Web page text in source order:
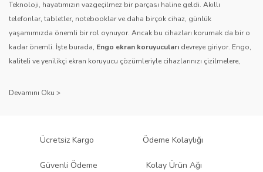
Teknoloji, hayatımızın vazgeçilmez bir parçası haline geldi. Akıllı
telefonlar, tabletler, notebooklar ve daha birçok cihaz, günlük
yaşamımızda önemli bir rol oynuyor. Ancak bu cihazları korumak da bir o
kadar önemli. İşte burada, Engo ekran koruyucuları devreye giriyor. Engo,
kaliteli ve yenilikçi ekran koruyucu çözümleriyle cihazlarınızı çizilmelere,
sağlıyor.
Engo ekran koruyucuları
, uzun yıllara dayanan tecrübesi ve teknolojiye
ürününü titiz bir kalite kontrol sürecinden geçirir. Kullanıcı dostu tasarımı
Ücretsiz Kargo Ödeme Kolaylığı
Güvenli Ödeme Kolay Ürün Ağı